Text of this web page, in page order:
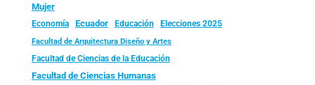
Mujer
Economía Ecuador Educación Elecciones 2025
Facultad de Arquitectura Diseño y Artes
Facultad de Ciencias de la Educación
Facultad de Ciencias Humanas